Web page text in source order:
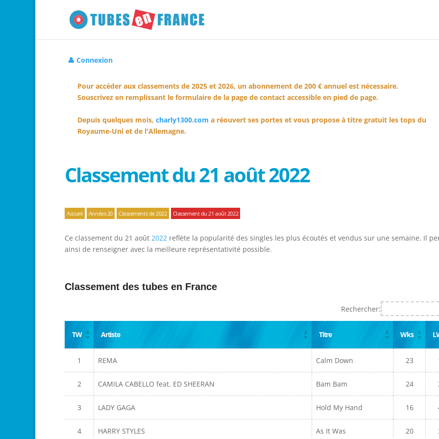
👤 Connexion
Pour accéder aux classements de 2025 et 2026, un abonnement de 200 € annuel est nécessaire.
Souscrivez en remplissant le formulaire de la page de contact accessible en pied de page.
Depuis quelques mois, charly1300.com a réouvert ses portes et vous propose à titre gratuit les tops du
Royaume-Uni et de l'Allemagne.
Classement du 21 août 2022
Accueil Années 20 Classements de 2022 Classement du 21 août 2022
Ce classement du 21 août 2022 reflète la popularité des singles les plus écoutés et vendus sur une semaine. Il
ainsi de renseigner avec la meilleure représentativité possible.
Classement des tubes en France
Rechercher:
TW Artiste Titre Wks
1 REMA Calm Down 23
2 CAMILA CABELLO feat. ED SHEERAN Bam Bam 24
3 LADY GAGA Hold My Hand 16
4 HARRY STYLES As It Was 20